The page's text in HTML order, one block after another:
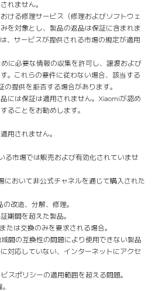
れません。
ける修理サービス（修理およびソフトウェ
を対象とし、製品の返品は保証に含まれま
、サービスが提供される市場の規定が適用
に必要な情報の収集を許可し、譲渡および
。これらの要件に従わない場合、該当する
提供を拒否する場合があります。
には保証は適用されません。Xiaomiが認め
ることをお勧めします。
用されません。
る市場では販売および有効化されていませ
において非公式チャネルを通じて購入された
改造、分解、修理。
期間を超えた製品。
たは交換のみを要求される場合。
間の互換性の問題により使用できない製品
対応していない、インターネットにアクセ
スポリシーの適用範囲を超える問題。